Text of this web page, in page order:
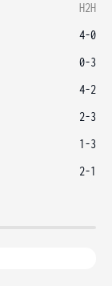
H2H
4-0
0-3
4-2
2-3
1-3
2-1